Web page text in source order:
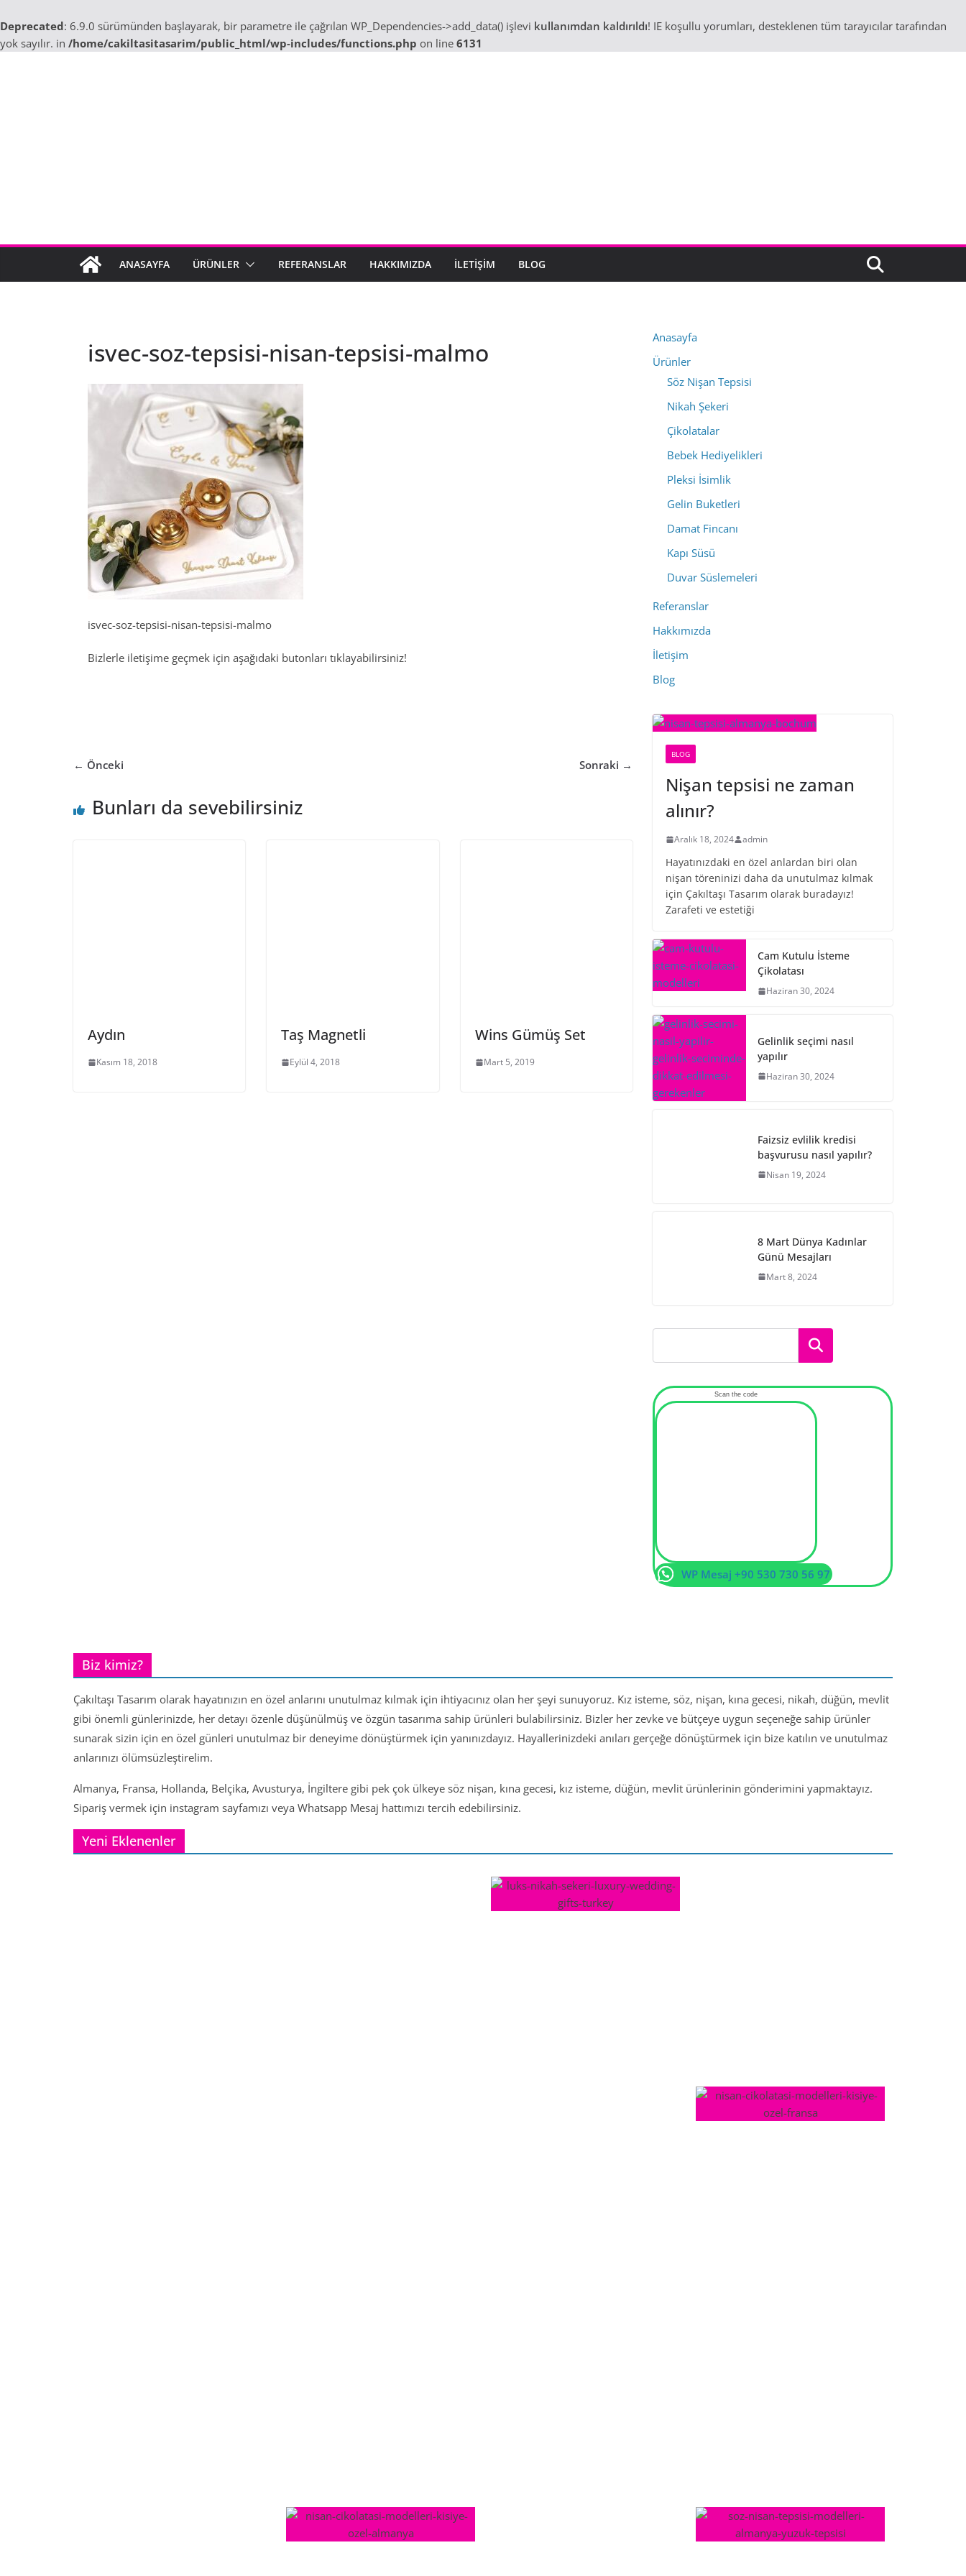
Deprecated: 6.9.0 sürümünden başlayarak, bir parametre ile çağrılan WP_Dependencies->add_data() işlevi kullanımdan kaldırıldı! IE koşullu yorumları, desteklenen tüm tarayıcılar tarafından
yok sayılır. in /home/cakiltasitasarim/public_html/wp-includes/functions.php on line 6131
ANASAYFA ÜRÜNLER REFERANSLAR HAKKIMIZDA İLETIŞIM BLOG
isvec-soz-tepsisi-nisan-tepsisi-malmo
isvec-soz-tepsisi-nisan-tepsisi-malmo
Bizlerle iletişime geçmek için aşağıdaki butonları tıklayabilirsiniz!
← Önceki Sonraki →
Bunları da sevebilirsiniz
Aydın
Kasım 18, 2018
Taş Magnetli
Eylül 4, 2018
Wins Gümüş Set
Mart 5, 2019
Anasayfa
Ürünler
Söz Nişan Tepsisi
Nikah Şekeri
Çikolatalar
Bebek Hediyelikleri
Pleksi İsimlik
Gelin Buketleri
Damat Fincanı
Kapı Süsü
Duvar Süslemeleri
Referanslar
Hakkımızda
İletişim
Blog
BLOG
Nişan tepsisi ne zaman
alınır?
Aralık 18, 2024 admin
Hayatınızdaki en özel anlardan biri olan
nişan töreninizi daha da unutulmaz kılmak
için Çakıltaşı Tasarım olarak buradayız!
Zarafeti ve estetiği
Cam Kutulu İsteme
Çikolatası
Haziran 30, 2024
Gelinlik seçimi nasıl
yapılır
Haziran 30, 2024
Faizsiz evlilik kredisi
başvurusu nasıl yapılır?
Nisan 19, 2024
8 Mart Dünya Kadınlar
Günü Mesajları
Mart 8, 2024
Ara
Scan the code
WP Mesaj +90 530 730 56 97
Biz kimiz?
Çakıltaşı Tasarım olarak hayatınızın en özel anlarını unutulmaz kılmak için ihtiyacınız olan her şeyi sunuyoruz. Kız isteme, söz, nişan, kına gecesi, nikah, düğün, mevlit
gibi önemli günlerinizde, her detayı özenle düşünülmüş ve özgün tasarıma sahip ürünleri bulabilirsiniz. Bizler her zevke ve bütçeye uygun seçeneğe sahip ürünler
sunarak sizin için en özel günleri unutulmaz bir deneyime dönüştürmek için yanınızdayız. Hayallerinizdeki anıları gerçeğe dönüştürmek için bize katılın ve unutulmaz
anlarınızı ölümsüzleştirelim.
Almanya, Fransa, Hollanda, Belçika, Avusturya, İngiltere gibi pek çok ülkeye söz nişan, kına gecesi, kız isteme, düğün, mevlit ürünlerinin gönderimini yapmaktayız.
Sipariş vermek için instagram sayfamızı veya Whatsapp Mesaj hattımızı tercih edebilirsiniz.
Yeni Eklenenler